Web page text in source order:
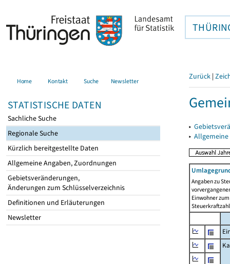
Home Kontakt Suche Newsletter
STATISTISCHE DATEN
Sachliche Suche
Regionale Suche
Kürzlich bereitgestellte Daten
Allgemeine Angaben, Zuordnungen
Gebietsveränderungen,
Änderungen zum Schlüsselverzeichnis
Definitionen und Erläuterungen
Newsletter
Zurück |
▸
▸
Angaben zu
Einwohner